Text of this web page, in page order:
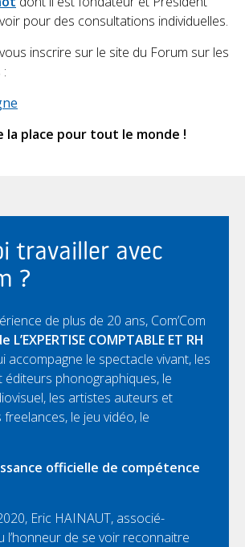
pour des consultations individuelles.
inscrire sur le site du Forum sur les
la place pour tout le monde !
travailler avec
?
de plus de 20 ans, Com’Com
L’EXPERTISE COMPTABLE ET RH
accompagne le spectacle vivant, les
phonographiques, le
les artistes auteurs et
le jeu vidéo, le
officielle de compétence
Eric HAINAUT, associé-
l’honneur de se voir reconnaitre